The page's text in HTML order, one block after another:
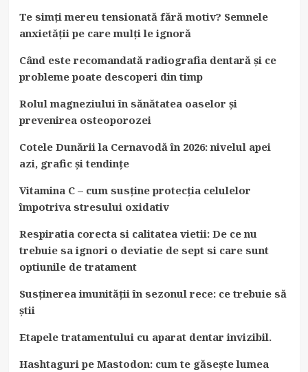
Te simți mereu tensionată fără motiv? Semnele
anxietății pe care mulți le ignoră
Când este recomandată radiografia dentară și ce
probleme poate descoperi din timp
Rolul magneziului în sănătatea oaselor și
prevenirea osteoporozei
Cotele Dunării la Cernavodă în 2026: nivelul apei
azi, grafic și tendințe
Vitamina C – cum susține protecția celulelor
împotriva stresului oxidativ
Respiratia corecta si calitatea vietii: De ce nu
trebuie sa ignori o deviatie de sept si care sunt
optiunile de tratament
Susținerea imunității în sezonul rece: ce trebuie să
știi
Etapele tratamentului cu aparat dentar invizibil.
Hashtaguri pe Mastodon: cum te găsește lumea